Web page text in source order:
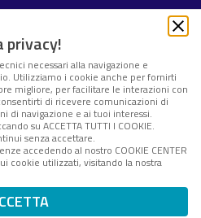
e Partita IVA 13868590962
ALL RIGHTS RESERVED.
privacy!
necessari alla navigazione e
Utilizziamo i cookie anche per fornirti
migliore, per facilitare le interazioni con
di ricevere comunicazioni di
di navigazione e ai tuoi interessi.
su ACCETTA TUTTI I COOKIE.
senza accettare.
accedendo al nostro COOKIE CENTER
cookie utilizzati, visitando la nostra